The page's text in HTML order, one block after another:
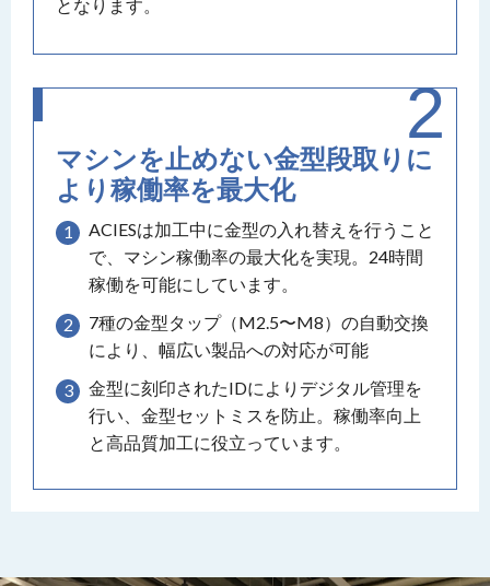
となります。
マシンを止めない金型段取りに
より稼働率を最大化
ACIESは加工中に金型の入れ替えを行うこと
で、マシン稼働率の最大化を実現。24時間
稼働を可能にしています。
7種の金型タップ（M2.5〜M8）の自動交換
により、幅広い製品への対応が可能
金型に刻印されたIDによりデジタル管理を
行い、金型セットミスを防止。稼働率向上
と高品質加工に役立っています。